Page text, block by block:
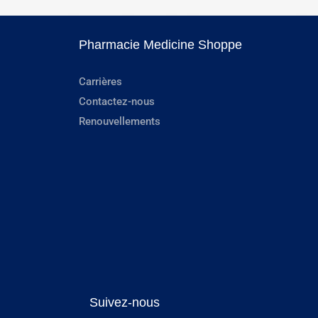
Pharmacie Medicine Shoppe
Carrières
Contactez-nous
Renouvellements
Suivez-nous